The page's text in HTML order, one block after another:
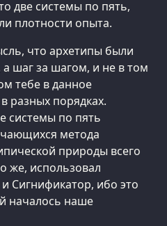
две системы по пять,
плотности опыта.
что архетипы были
шаг за шагом, и не в том
тебе в данное
разных порядках.
системы по пять
метода
природы всего
же, использовал
Сигнификатор, ибо это
началось наше